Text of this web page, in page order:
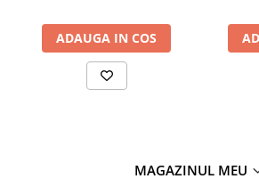
Limitatoare pozitie mecanice
Distribuitoare
Butoane si lampi
ADAUGA IN COS
MAGAZINUL MEU